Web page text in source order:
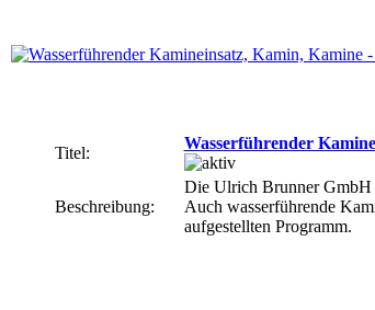
Titel:
Wasserführender
Beschreibung:
Die Ulrich Brunner GmbH
Auch wasserführende
aufgestellten Programm.